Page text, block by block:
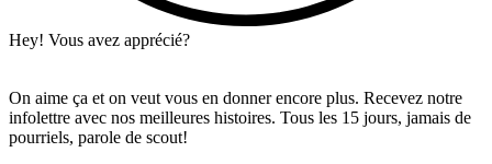
Hey! Vous avez apprécié?
On aime ça et on veut vous en donner encore plus. Recevez notre
infolettre avec nos meilleures histoires. Tous les 15 jours, jamais de
pourriels, parole de scout!